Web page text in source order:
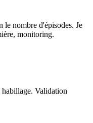
le nombre d'épisodes. Je
monitoring.
Validation